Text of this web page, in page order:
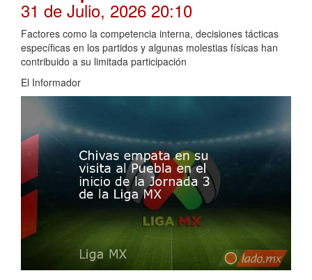
31 de Julio, 2026 20:10
Factores como la competencia interna, decisiones tácticas
específicas en los partidos y algunas molestias físicas han
contribuido a su limitada participación
El Informador